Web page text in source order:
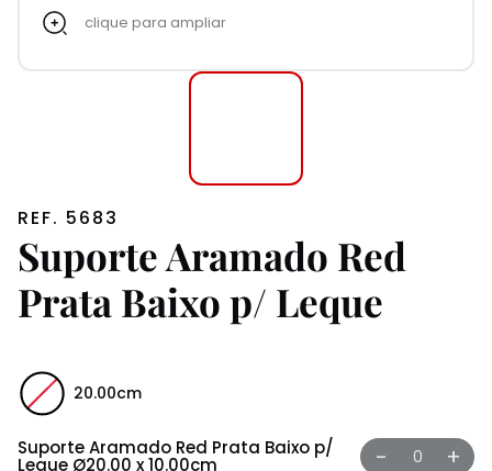
clique para ampliar
REF. 5683
Suporte Aramado Red
Prata Baixo p/ Leque
20.00cm
Suporte Aramado Red Prata Baixo p/
Leque Ø20.00 x 10.00cm - +